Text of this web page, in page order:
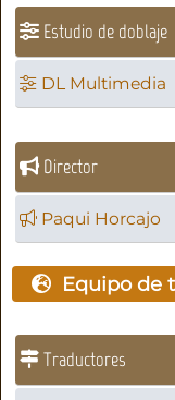
Estudio de doblaje
DL Multimedia
Director
Paqui Horcajo
Equipo de
Traductores